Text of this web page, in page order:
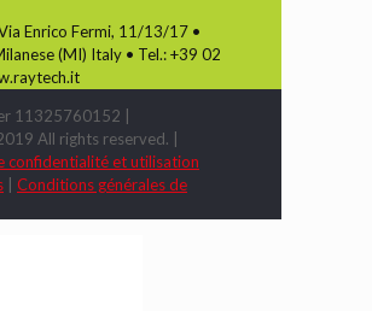
Via Enrico Fermi, 11/13/17 •
(MI) Italy • Tel.: +39 02
11325760152 |
All rights reserved. |
confidentialité et utilisation
Conditions générales de